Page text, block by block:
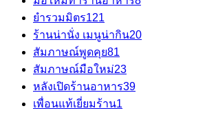
ยำรวมมิตร121
ร้านน่านั่ง เมนูน่ากิน20
สัมภาษณ์พูดคุย81
สัมภาษณ์มือใหม่23
หลังเปิดร้านอาหาร39
เพื่อนแท้เยี่ยมร้าน1